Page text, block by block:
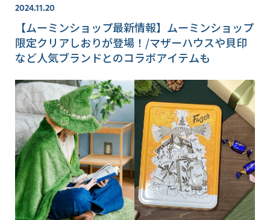
2024.11.20
【ムーミンショップ最新情報】ムーミンショップ
限定クリアしおりが登場！/マザーハウスや貝印
など人気ブランドとのコラボアイテムも